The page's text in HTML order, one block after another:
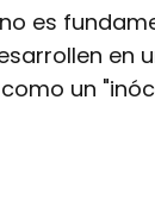
es
en
un